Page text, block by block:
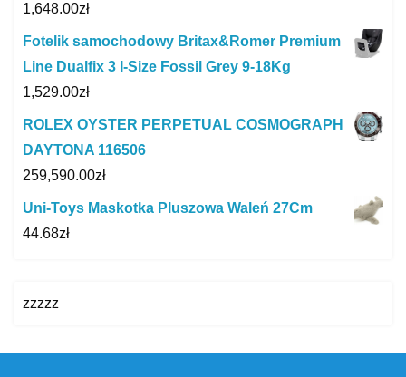
1,648.00zł
Fotelik samochodowy Britax&Romer Premium
Line Dualfix 3 I-Size Fossil Grey 9-18Kg
1,529.00zł
ROLEX OYSTER PERPETUAL COSMOGRAPH
DAYTONA 116506
259,590.00zł
Uni-Toys Maskotka Pluszowa Waleń 27Cm
44.68zł
zzzzz